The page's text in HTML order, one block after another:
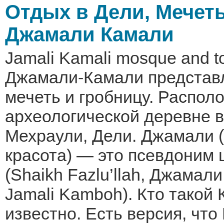
Отдых в Дели,
Джамали Камали
Jamali Kamali mosque and
Джамали-Камали
мечеть и гробницу.
археологической деревне
Мехраули, Дели. Джамали
красота) — это
(Shaikh Fazlu’llah,
Jamali Kamboh). Кто такой
известно. Есть версия,